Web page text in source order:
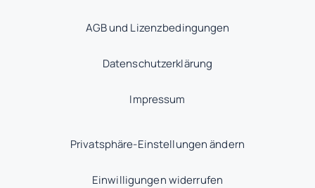
AGB und Lizenzbedingungen
Datenschutzerklärung
Impressum
Privatsphäre-Einstellungen ändern
Einwilligungen widerrufen